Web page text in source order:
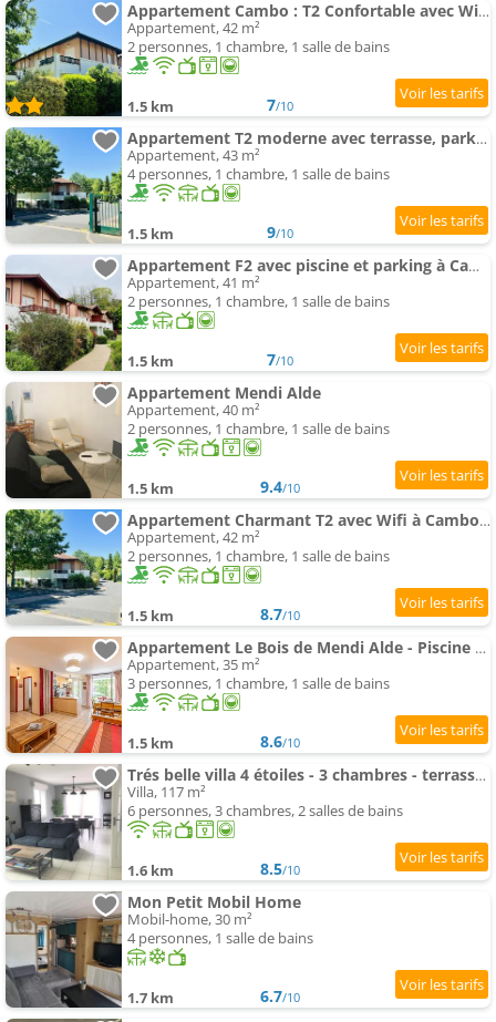
Appartement Cambo : T2 Confortable avec Wifi et Parking - FR-1-495-72
Appartement, 42 m²
2 personnes, 1 chambre, 1 salle de bains
1.5 km 7/10
Appartement T2 moderne avec terrasse, parking et accès internet - Cambo-les-Bains - FR-1-495-33
Appartement, 43 m²
4 personnes, 1 chambre, 1 salle de bains
1.5 km 9/10
Appartement F2 avec piscine et parking à Cambo-les-Bains - FR-1-495-36
Appartement, 41 m²
2 personnes, 1 chambre, 1 salle de bains
1.5 km 7/10
Appartement Mendi Alde
Appartement, 40 m²
2 personnes, 1 chambre, 1 salle de bains
1.5 km 9.4/10
Appartement Charmant T2 avec Wifi à Cambo-les-Bains - FR-1-495-155
Appartement, 42 m²
2 personnes, 1 chambre, 1 salle de bains
1.5 km 8.7/10
Appartement Le Bois de Mendi Alde - Piscine Collective
Appartement, 35 m²
3 personnes, 1 chambre, 1 salle de bains
1.5 km 8.6/10
Trés belle villa 4 étoiles - 3 chambres - terrasse et jardin
Villa, 117 m²
6 personnes, 3 chambres, 2 salles de bains
1.6 km 8.5/10
Mon Petit Mobil Home
Mobil-home, 30 m²
4 personnes, 1 salle de bains
1.7 km 6.7/10